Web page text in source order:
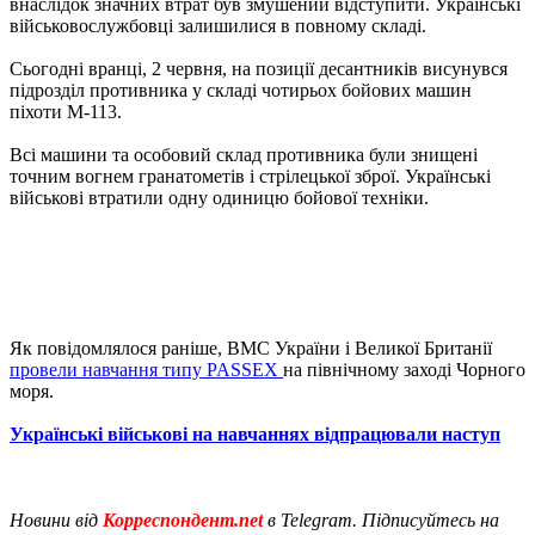
військовослужбовці залишилися в повному складі.
Сьогодні вранці, 2 червня, на позиції десантників висунувся
підрозділ противника у складі чотирьох бойових машин
піхоти М-113.
Всі машини та особовий склад противника були знищені
точним вогнем гранатометів і стрілецької зброї. Українські
військові втратили одну одиницю бойової техніки.
Як повідомлялося раніше, ВМС України і Великої Британії
провели навчання типу PASSEX на північному заході Чорного
моря.
Українські військові на навчаннях відпрацювали наступ
Новини від Корреспондент.netв Telegram. Підписуйтесь на